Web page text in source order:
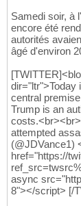
Samedi soir, à
encore été
autorités
âgé d'environ
dir="ltr">Today
central
Trump is an
attempted
(@JDVance1)
href="https://
async
8"></script> [/